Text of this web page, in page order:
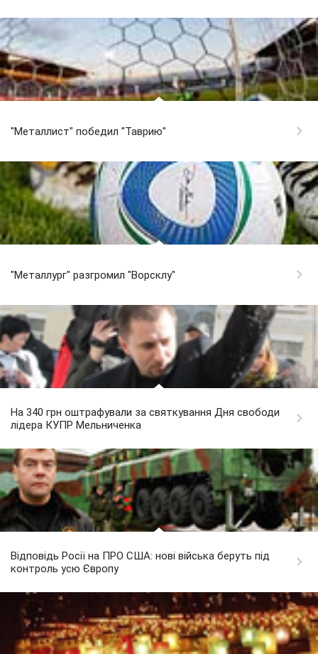
"Металлист" победил "Таврию"
"Металлург" разгромил "Ворсклу"
На 340 грн оштрафували за святкування Дня свободи
лідера КУПР Мельниченка
Відповідь Росії на ПРО США: нові війська беруть під
контроль усю Європу